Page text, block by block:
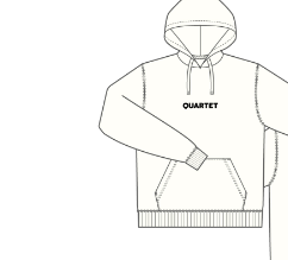
a1857（BinTRoLL）
2024 Birthday Goods
Quartet Official Products
2026 summer collections
2025 summer collections